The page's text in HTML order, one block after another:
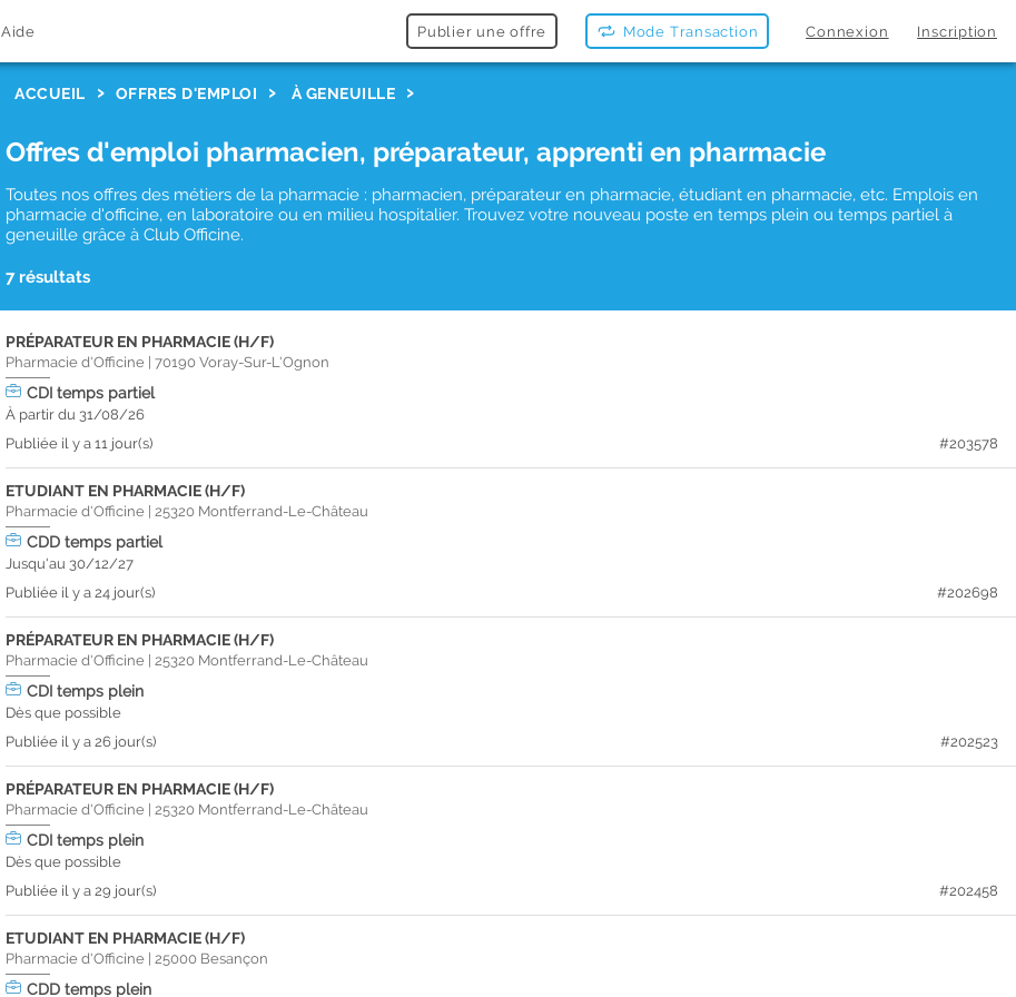
Aide Publier une offre Mode Transaction Connexion Inscription
ACCUEIL OFFRES D'EMPLOI À GENEUILLE
Offres d'emploi pharmacien, préparateur, apprenti en pharmacie
Toutes nos offres des métiers de la pharmacie : pharmacien, préparateur en pharmacie, étudiant en pharmacie, etc. Emplois en
pharmacie d'officine, en laboratoire ou en milieu hospitalier. Trouvez votre nouveau poste en temps plein ou temps partiel à
geneuille grâce à Club Officine.
7 résultats
PRÉPARATEUR EN PHARMACIE (H/F)
Pharmacie d'Officine |70190Voray-Sur-L'Ognon
CDItemps partiel
À partir du 31/08/26
Publiée il y a 11 jour(s)
#203578
ETUDIANT EN PHARMACIE (H/F)
Pharmacie d'Officine |25320 Montferrand-Le-Château
CDDtemps partiel
Jusqu'au 30/12/27
Publiée il y a 24 jour(s)
#202698
PRÉPARATEUR EN PHARMACIE (H/F)
Pharmacie d'Officine |25320 Montferrand-Le-Château
CDItemps plein
Dès que possible
Publiée il y a 26 jour(s)
#202523
PRÉPARATEUR EN PHARMACIE (H/F)
Pharmacie d'Officine |25320 Montferrand-Le-Château
CDItemps plein
Dès que possible
Publiée il y a 29 jour(s)
#202458
ETUDIANT EN PHARMACIE (H/F)
Pharmacie d'Officine |25000 Besançon
CDDtemps plein